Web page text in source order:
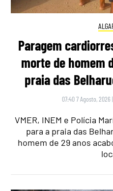
Paragem
morte de homem
praia das
07:40 7 Agosto, 2026 |
VMER, INEM e Polícia
para a praia das
homem de 29 anos